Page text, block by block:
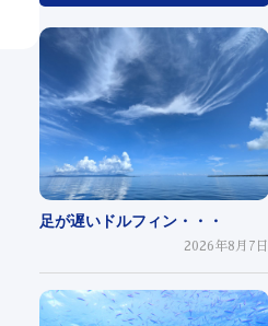
足が遅いドルフィン・・・
2026年8月7日